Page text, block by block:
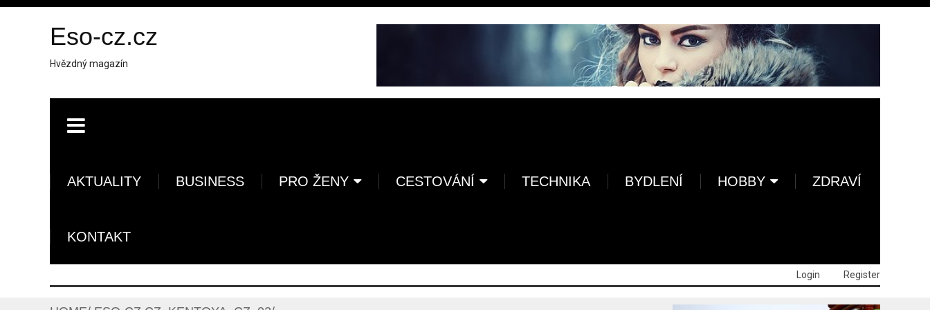
Eso-cz.cz
Hvězdný magazín
AKTUALITY BUSINESS PRO ŽENY CESTOVÁNÍ TECHNIKA BYDLENÍ HOBBY ZDRAVÍ
KONTAKT
Login Register